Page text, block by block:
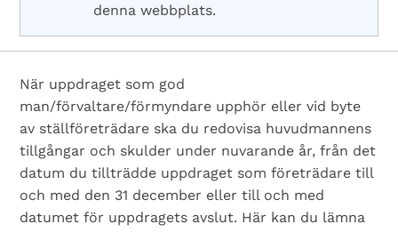
denna webbplats.
När uppdraget som god
man/förvaltare/förmyndare upphör eller vid byte
av ställföreträdare ska du redovisa huvudmannens
tillgångar och skulder under nuvarande år, från det
datum du tillträdde uppdraget som företrädare till
och med den 31 december eller till och med
datumet för uppdragets avslut. Här kan du lämna